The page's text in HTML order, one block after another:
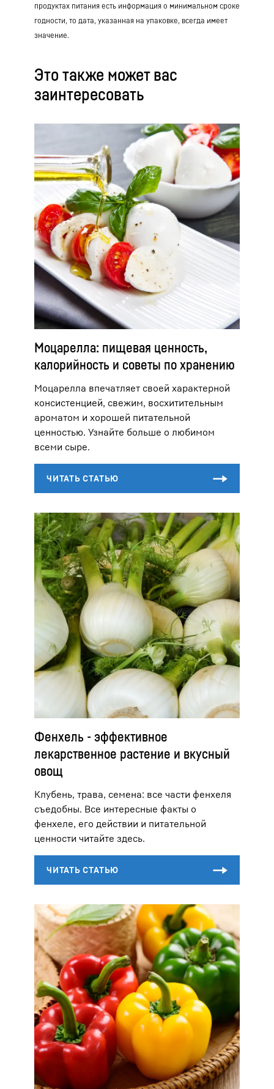
продуктах питания есть информация о минимальном сроке
годности, то дата, указанная на упаковке, всегда имеет
значение.
Это также может вас
заинтересовать
Моцарелла: пищевая ценность,
калорийность и советы по хранению
Моцарелла впечатляет своей характерной
консистенцией, свежим, восхитительным
ароматом и хорошей питательной
ценностью. Узнайте больше о любимом
всеми сыре.
Фенхель - эффективное
лекарственное растение и вкусный
овощ
Клубень, трава, семена: все части фенхеля
съедобны. Все интересные факты о
фенхеле, его действии и питательной
ценности читайте здесь.